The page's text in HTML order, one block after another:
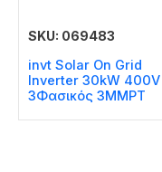
SKU: 069483
invt Solar On Grid
Inverter 30kW 400V
3Φασικός 3MMPT